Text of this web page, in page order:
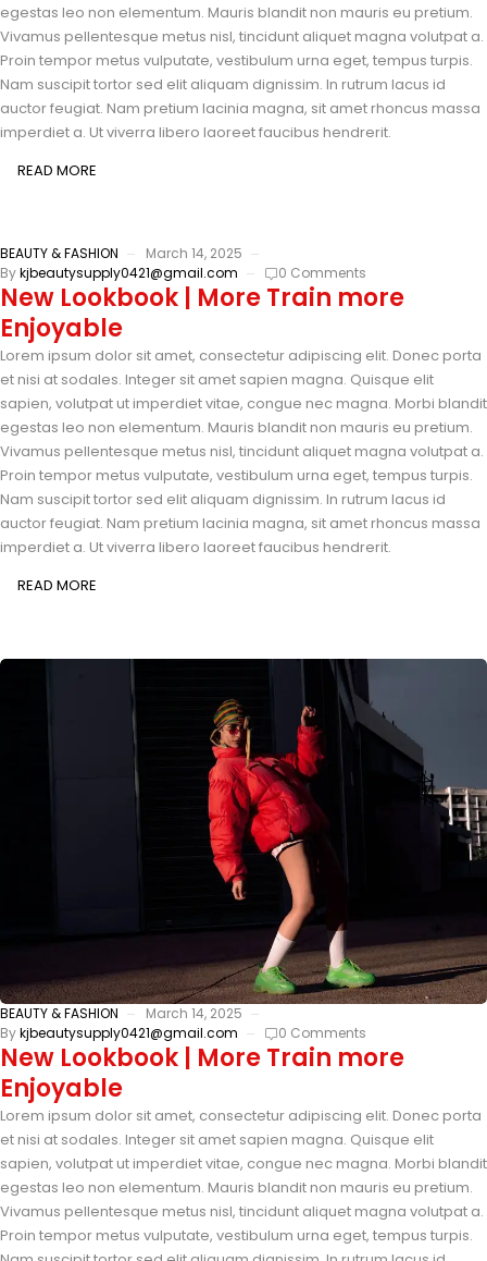
egestas leo non elementum. Mauris blandit non mauris eu pretium.
Vivamus pellentesque metus nisl, tincidunt aliquet magna volutpat a.
Proin tempor metus vulputate, vestibulum urna eget, tempus turpis.
Nam suscipit tortor sed elit aliquam dignissim. In rutrum lacus id
auctor feugiat. Nam pretium lacinia magna, sit amet rhoncus massa
imperdiet a. Ut viverra libero laoreet faucibus hendrerit.
READ MORE
BEAUTY & FASHION
March 14, 2025
Bykjbeautysupply0421@gmail.com 0 Comments
New Lookbook | More Train more
Enjoyable
Lorem ipsum dolor sit amet, consectetur adipiscing elit. Donec porta
et nisi at sodales. Integer sit amet sapien magna. Quisque elit
sapien, volutpat ut imperdiet vitae, congue nec magna. Morbi blandit
egestas leo non elementum. Mauris blandit non mauris eu pretium.
Vivamus pellentesque metus nisl, tincidunt aliquet magna volutpat a.
Proin tempor metus vulputate, vestibulum urna eget, tempus turpis.
Nam suscipit tortor sed elit aliquam dignissim. In rutrum lacus id
auctor feugiat. Nam pretium lacinia magna, sit amet rhoncus massa
imperdiet a. Ut viverra libero laoreet faucibus hendrerit.
READ MORE
BEAUTY & FASHION
March 14, 2025
Bykjbeautysupply0421@gmail.com 0 Comments
New Lookbook | More Train more
Enjoyable
Lorem ipsum dolor sit amet, consectetur adipiscing elit. Donec porta
et nisi at sodales. Integer sit amet sapien magna. Quisque elit
sapien, volutpat ut imperdiet vitae, congue nec magna. Morbi blandit
egestas leo non elementum. Mauris blandit non mauris eu pretium.
Vivamus pellentesque metus nisl, tincidunt aliquet magna volutpat a.
Proin tempor metus vulputate, vestibulum urna eget, tempus turpis.